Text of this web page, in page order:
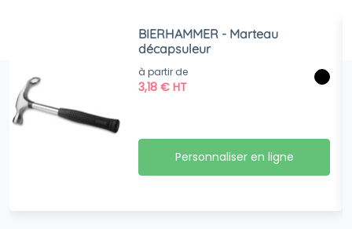
BIERHAMMER - Marteau
décapsuleur
à partir de
3,18€ HT
Personnaliser en ligne